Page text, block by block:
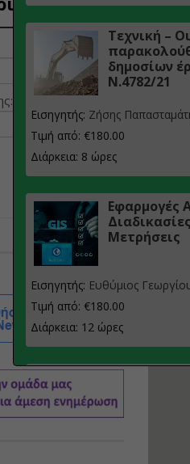
Τεχνική –
δημοσίων
Ν.4782/21
Εισηγητής: Ζήσης
Τιμή από: €180.00
Διάρκεια: 8 ώρες
Εφαρμογές
Μετρήσεις
Εισηγητής: Ευθύμιος
Τιμή από: €180.00
Διάρκεια: 12 ώρες
υλοποίηση